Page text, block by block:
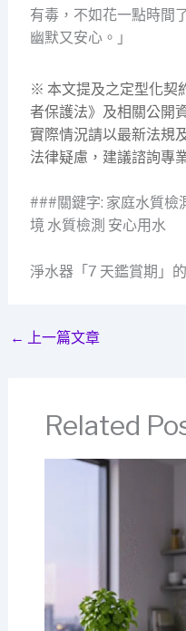
有毒，不如花一點時間
幽默又安心。」
※ 本文提及之定型化契
者保護法》及相關公開
實際情況請以最新法規
法律疑慮，建議諮詢專
###關鍵字: 家庭水質檢
境 水質檢測 安心用水
淨水器「7 天鑑賞期」
← 上一篇文章
Related